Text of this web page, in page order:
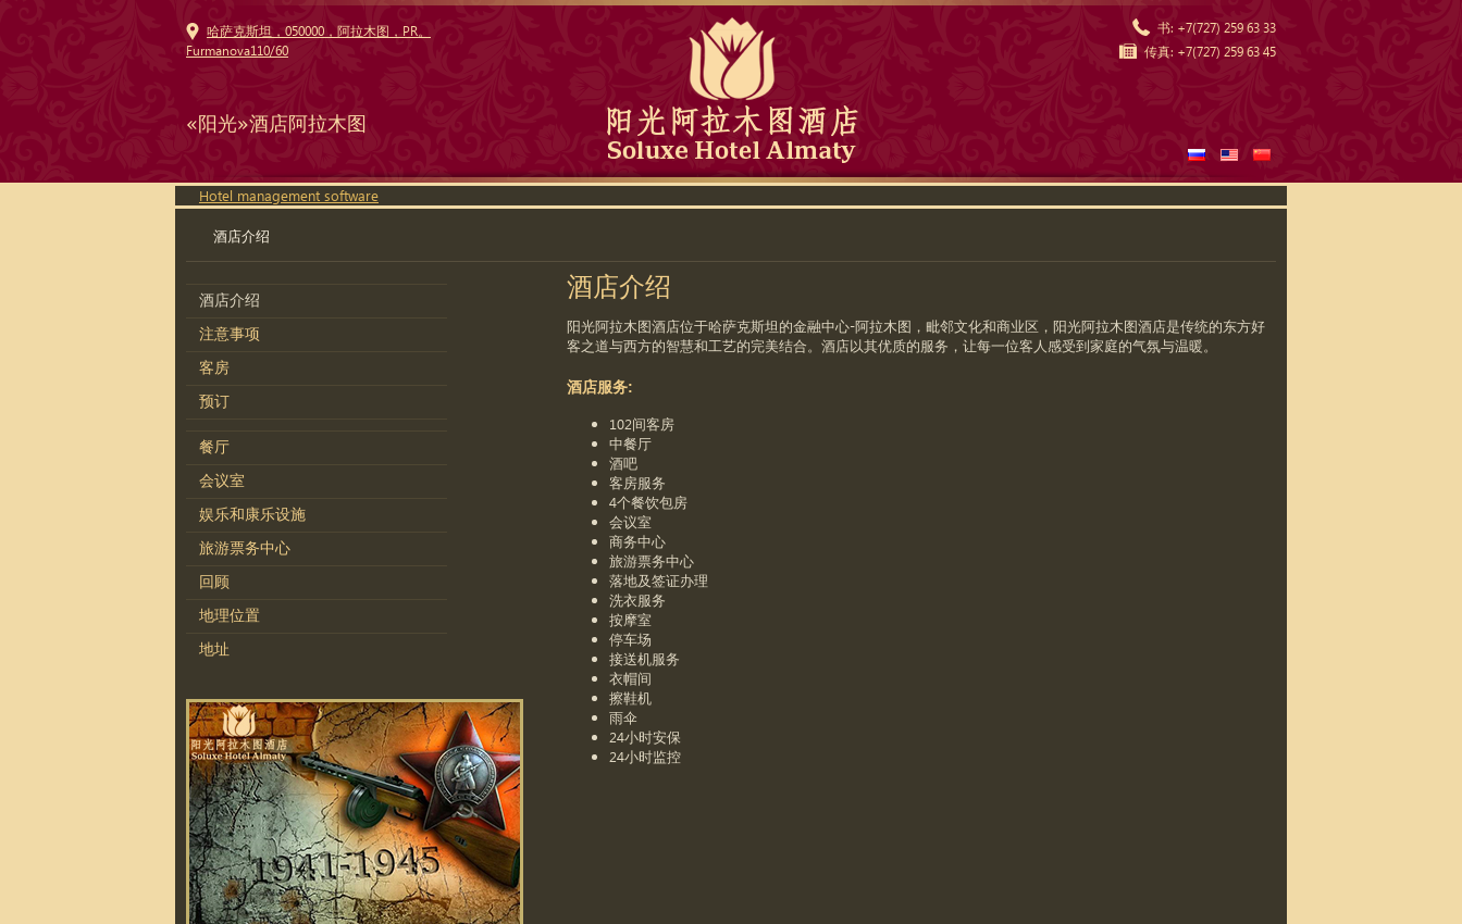
哈萨克斯坦，050000，阿拉木图，PR。
Furmanova110/60
«阳光»酒店阿拉木图
书: +7(727) 259 63 33
传真: +7(727) 259 63 45
Hotel management software
酒店介绍
酒店介绍
注意事项
客房
预订
餐厅
会议室
娱乐和康乐设施
旅游票务中心
回顾
地理位置
地址
酒店介绍
阳光阿拉木图酒店位于哈萨克斯坦的金融中心-阿拉木图，毗邻文化和商业区，阳光阿拉木图酒店是传统的东方好
客之道与西方的智慧和工艺的完美结合。酒店以其优质的服务，让每一位客人感受到家庭的气氛与温暖。
酒店服务:
102间客房
中餐厅
酒吧
客房服务
4个餐饮包房
会议室
商务中心
旅游票务中心
落地及签证办理
洗衣服务
按摩室
停车场
接送机服务
衣帽间
擦鞋机
雨伞
24小时安保
24小时监控